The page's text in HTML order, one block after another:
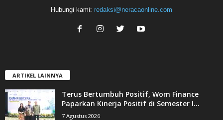
Hubungi kami: redaksi@neracaonline.com
ARTIKEL LAINNYA
Terus Bertumbuh Positif, Wom Finance
Paparkan Kinerja Positif di Semester I...
7 Agustus 2026